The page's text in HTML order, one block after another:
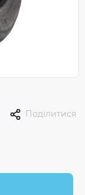
Поділитися